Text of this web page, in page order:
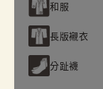
和服
長版襯衣
分趾襪